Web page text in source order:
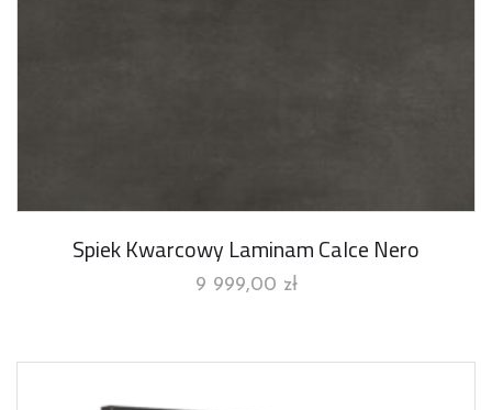
Spiek Kwarcowy Laminam Calce Nero
9 999,00 zł